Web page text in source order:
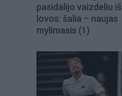
pasidalijo vaizdeliu iš
lovos: šalia – naujas
mylimasis (1)